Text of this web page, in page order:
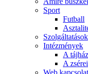
Sport
Futball
Szolgáltatások
Intézmények
A tájház
A
Web kapcsolat